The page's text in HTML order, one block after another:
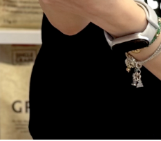
1 шт
Лосьон Beaphar Ear Cleaner для
поддержания чистоты и здоровья
ушных раковин собак и кошек 50